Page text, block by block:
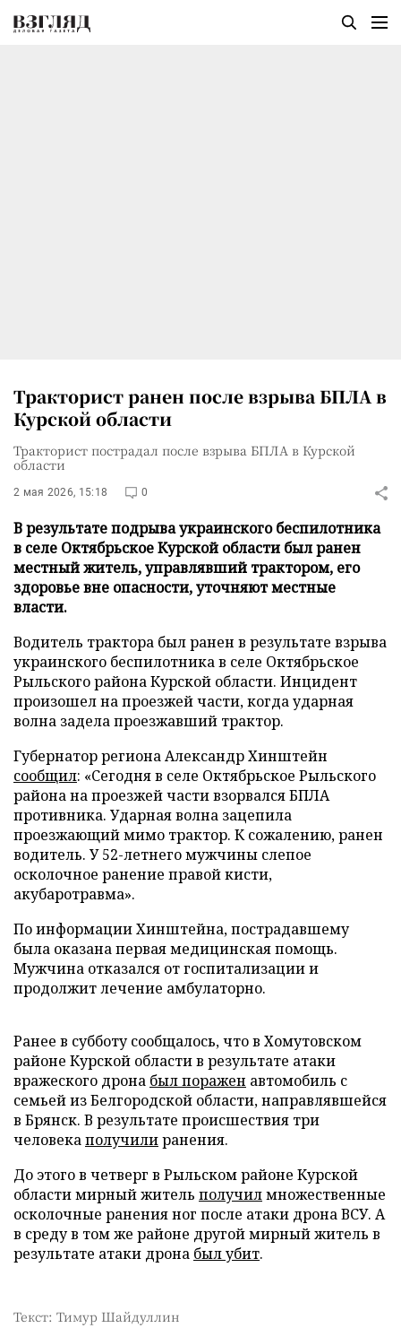
Тракторист ранен после взрыва БПЛА в
Курской области
Тракторист пострадал после взрыва БПЛА в Курской
области
2 мая 2026, 15:18 0
В результате подрыва украинского беспилотника
в селе Октябрьское Курской области был ранен
местный житель, управлявший трактором, его
здоровье вне опасности, уточняют местные
власти.
Водитель трактора был ранен в результате взрыва
украинского беспилотника в селе Октябрьское
Рыльского района Курской области. Инцидент
произошел на проезжей части, когда ударная
волна задела проезжавший трактор.
Губернатор региона Александр Хинштейн
сообщил: «Сегодня в селе Октябрьское Рыльского
района на проезжей части взорвался БПЛА
противника. Ударная волна зацепила
проезжающий мимо трактор. К сожалению, ранен
водитель. У 52-летнего мужчины слепое
осколочное ранение правой кисти,
акубаротравма».
По информации Хинштейна, пострадавшему
была оказана первая медицинская помощь.
Мужчина отказался от госпитализации и
продолжит лечение амбулаторно.
Ранее в субботу сообщалось, что в Хомутовском
районе Курской области в результате атаки
вражеского дрона был поражен автомобиль с
семьей из Белгородской области, направлявшейся
в Брянск. В результате происшествия три
человекаполучилиранения.
До этого в четверг в Рыльском районе Курской
области мирный житель получилмножественные
осколочные ранения ног после атаки дрона ВСУ. А
в среду в том же районе другой мирный житель в
результате атаки дрона был убит.
Текст: Тимур Шайдуллин